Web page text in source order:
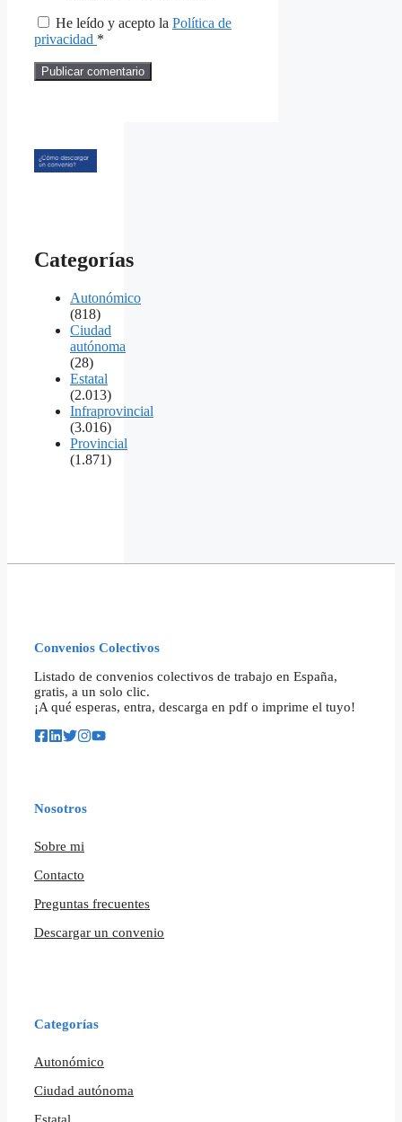
He leído y acepto la Política de
privacidad *
Categorías
Autonómico
(818)
Ciudad
autónoma
(28)
Estatal
(2.013)
Infraprovincial
(3.016)
Provincial
(1.871)
Convenios Colectivos
Listado de convenios colectivos de trabajo en España,
gratis, a un solo clic.
¡A qué esperas, entra, descarga en pdf o imprime el tuyo!
Nosotros
Sobre mi
Contacto
Preguntas frecuentes
Descargar un convenio
Categorías
Autonómico
Ciudad autónoma